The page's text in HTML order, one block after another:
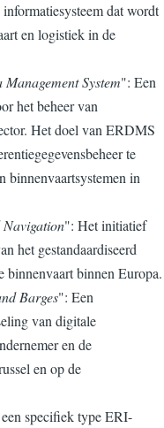
dat wordt
en logistiek in de
System": Een
het beheer van
Het doel van ERDMS
te
binnenvaartsystemen in
": Het initiatief
het gestandaardiseerd
binnenvaart binnen Europa.
Barges": Een
van digitale
en de
en op de
specifiek type ERI-